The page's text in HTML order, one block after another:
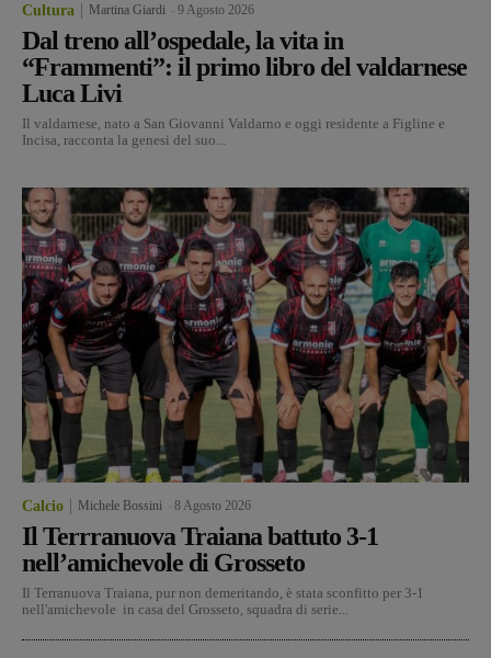
Cultura Martina Giardi 9 Agosto 2026
Dal treno all’ospedale, la vita in
“Frammenti”: il primo libro del valdarnese
Luca Livi
Il valdarnese, nato a San Giovanni Valdarno e oggi residente a Figline e
Incisa, racconta la genesi del suo...
Calcio Michele Bossini 8 Agosto 2026
Il Terrranuova Traiana battuto 3-1
nell’amichevole di Grosseto
Il Terranuova Traiana, pur non demeritando, è stata sconfitto per 3-1
nell'amichevole in casa del Grosseto, squadra di serie...